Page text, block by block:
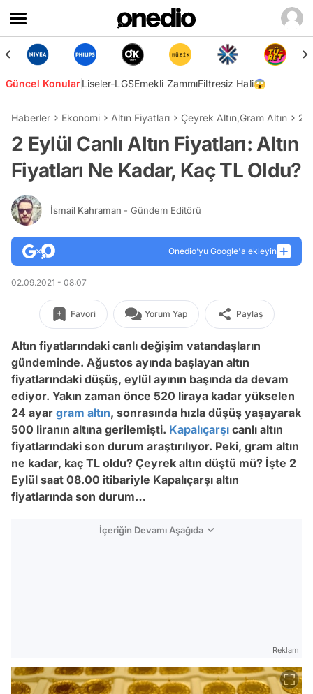
Güncel KonularLiseler-LGSEmekli ZammıFiltresiz Hali😱
Haberler Ekonomi Altın Fiyatları Çeyrek Altın,Gram Altın 2
2 Eylül Canlı Altın Fiyatları: Altın
Fiyatları Ne Kadar, Kaç TL Oldu?
İsmail Kahraman - Gündem Editörü
Onedio’yu Google'a ekleyin
02.09.2021 - 08:07
Favori Yorum Yap Paylaş
Altın fiyatlarındaki canlı değişim vatandaşların
gündeminde. Ağustos ayında başlayan altın
fiyatlarındaki düşüş, eylül ayının başında da devam
ediyor. Yakın zaman önce 520 liraya kadar yükselen
24 ayar gram altın, sonrasında hızla düşüş yaşayarak
500 liranın altına gerilemişti. Kapalıçarşı canlı altın
fiyatlarındaki son durum araştırılıyor. Peki, gram altın
ne kadar, kaç TL oldu? Çeyrek altın düştü mü? İşte 2
Eylül saat 08.00 itibariyle Kapalıçarşı altın
fiyatlarında son durum…
İçeriğin Devamı Aşağıda
Reklam